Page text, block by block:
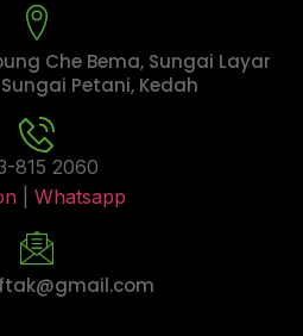
Che Bema, Sungai Layar
Petani, Kedah
815 2060
Whatsapp